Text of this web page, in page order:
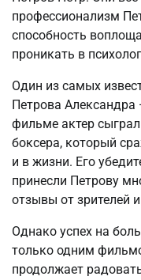
профессионализм
способность
проникать в
Один из самых
Петрова Александра
фильме актер
боксера, который
и в жизни. Его
принесли Петрову
отзывы от зрителей
Однако успех на
только одним
продолжает